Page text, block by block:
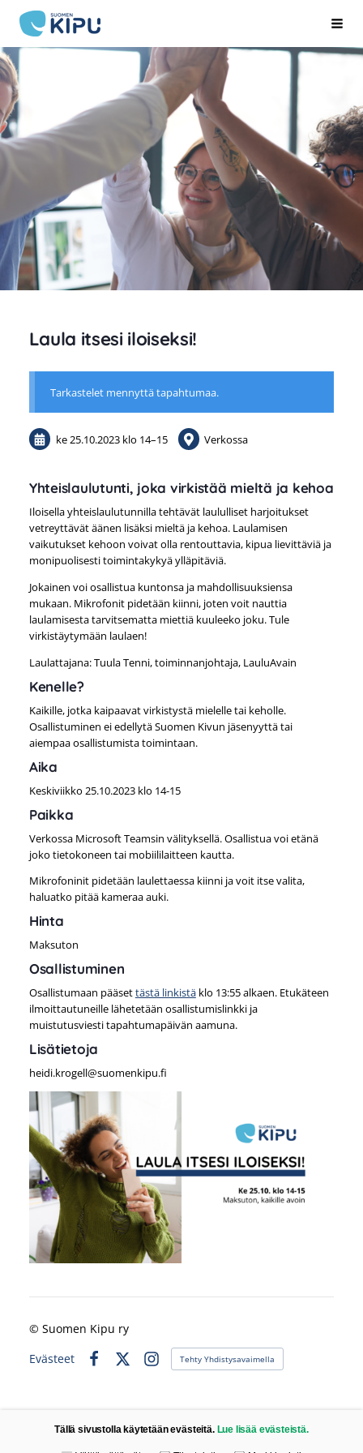
Siirry
sivun
sisältöön
Suomen Kipu ry
Laula itsesi iloiseksi!
Tarkastelet mennyttä tapahtumaa.
ke 25.10.2023 klo 14–15 Verkossa
Yhteislaulutunti, joka virkistää mieltä ja kehoa
Iloisella yhteislaulutunnilla tehtävät laululliset harjoitukset
vetreyttävät äänen lisäksi mieltä ja kehoa. Laulamisen
vaikutukset kehoon voivat olla rentouttavia, kipua lievittäviä ja
monipuolisesti toimintakykyä ylläpitäviä.
Jokainen voi osallistua kuntonsa ja mahdollisuuksiensa
mukaan. Mikrofonit pidetään kiinni, joten voit nauttia
laulamisesta tarvitsematta miettiä kuuleeko joku. Tule
virkistäytymään laulaen!
Laulattajana: Tuula Tenni, toiminnanjohtaja, LauluAvain
Kenelle?
Kaikille, jotka kaipaavat virkistystä mielelle tai keholle.
Osallistuminen ei edellytä Suomen Kivun jäsenyyttä tai
aiempaa osallistumista toimintaan.
Aika
Keskiviikko 25.10.2023 klo 14-15
Paikka
Verkossa Microsoft Teamsin välityksellä. Osallistua voi etänä
joko tietokoneen tai mobiililaitteen kautta.
Mikrofoninit pidetään laulettaessa kiinni ja voit itse valita,
haluatko pitää kameraa auki.
Hinta
Maksuton
Osallistuminen
Osallistumaan pääsettästä linkistäklo 13:55 alkaen. Etukäteen
ilmoittautuneille lähetetään osallistumislinkki ja
muistutusviesti tapahtumapäivän aamuna.
Lisätietoja
heidi.krogell@suomenkipu.fi
© Suomen Kipu ry
Evästeet
Facebook
X Instagram
Tehty Yhdistysavaimella
Tällä sivustolla käytetään evästeitä. Lue lisää evästeistä.